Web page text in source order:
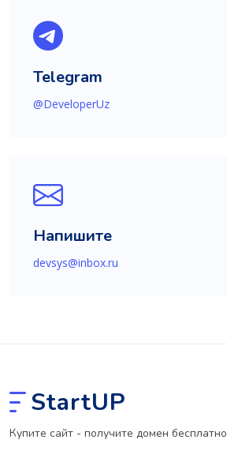
Telegram
@DeveloperUz
Напишите
devsys@inbox.ru
StartUP
Купите сайт - получите домен бесплатно